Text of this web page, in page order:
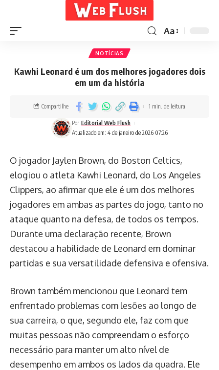
Aa
NOTÍCIAS
Kawhi Leonard é um dos melhores jogadores dois
em um da história
Atualizado em: 4 de janeiro de 2026 07:26
Por Editorial Web Flush
Compartilhe 1 min. de leitura
O jogador Jaylen Brown, do Boston Celtics,
elogiou o atleta Kawhi Leonard, do Los Angeles
Clippers, ao afirmar que ele é um dos melhores
jogadores em ambas as partes do jogo, tanto no
ataque quanto na defesa, de todos os tempos.
Durante uma declaração recente, Brown
destacou a habilidade de Leonard em dominar
partidas e sua versatilidade defensiva e ofensiva.
Brown também mencionou que Leonard tem
enfrentado problemas com lesões ao longo de
sua carreira, o que, segundo ele, faz com que
muitas pessoas não compreendam o esforço
necessário para manter um alto nível de
desempenho em ambos os lados da quadra. Ele